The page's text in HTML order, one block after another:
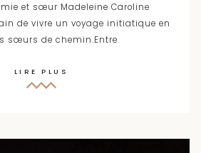
et sœur Madeleine Caroline
de vivre un voyage initiatique en
sœurs de chemin.Entre
LIRE PLUS